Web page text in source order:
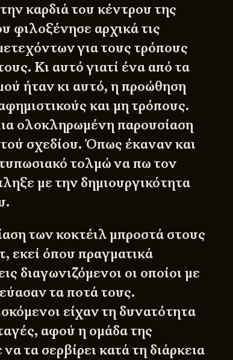
καρδιά του κέντρου της
φιλοξένησε αρχικά τις
για τους τρόπους
Κι αυτό γιατί ένα από τα
ήταν κι αυτό, η προώθηση
και μη τρόπους.
ολοκληρωμένη παρουσίαση
σχεδίου. Όπως έκαναν και
τολμώ να πω τον
με την δημιουργικότητα
των κοκτέιλ μπροστά στους
εκεί όπου πραγματικά
διαγωνιζόμενοι οι οποίοι με
τα ποτά τους.
είχαν τη δυνατότητα
αφού η ομάδα της
τα σερβίρει κατά τη διάρκεια